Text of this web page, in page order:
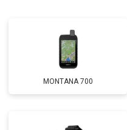
MONTANA 700